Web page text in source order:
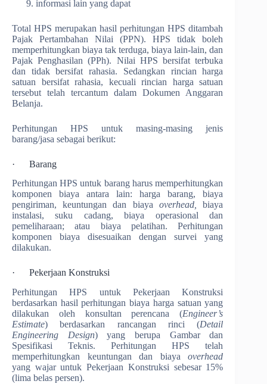
informasi lain yang dapat
Total HPS merupakan hasil perhitungan HPS ditambah
Pajak Pertambahan Nilai (PPN). HPS tidak boleh
memperhitungkan biaya tak terduga, biaya lain-lain, dan
Pajak Penghasilan (PPh). Nilai HPS bersifat terbuka
dan tidak bersifat rahasia. Sedangkan rincian harga
satuan bersifat rahasia, kecuali rincian harga satuan
tersebut telah tercantum dalam Dokumen Anggaran
Belanja.
Perhitungan HPS untuk masing-masing jenis
barang/jasa sebagai berikut:
· Barang
Perhitungan HPS untuk barang harus memperhitungkan
komponen biaya antara lain: harga barang, biaya
pengiriman, keuntungan dan biaya overhead ,biaya
instalasi, suku cadang, biaya operasional dan
pemeliharaan; atau biaya pelatihan. Perhitungan
komponen biaya disesuaikan dengan survei yang
dilakukan.
· Pekerjaan Konstruksi
Perhitungan HPS untuk Pekerjaan Konstruksi
berdasarkan hasil perhitungan biaya harga satuan yang
dilakukan oleh konsultan perencana (Engineer’s
Estimate) berdasarkan rancangan rinci (Detail
Engineering Design) yang berupa Gambar dan
Spesifikasi Teknis. Perhitungan HPS telah
memperhitungkan keuntungan dan biayaoverhead
yang wajar untuk Pekerjaan Konstruksi sebesar 15%
(lima belas persen).